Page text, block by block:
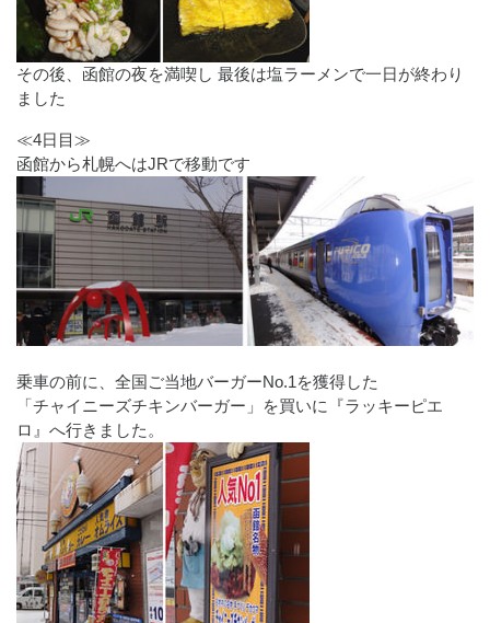
その後、函館の夜を満喫し 最後は塩ラーメンで一日が終わり
ました
≪4日目≫
函館から札幌へはJRで移動です
乗車の前に、全国ご当地バーガーNo.1を獲得した
「チャイニーズチキンバーガー」を買いに『ラッキーピエ
ロ』へ行きました。